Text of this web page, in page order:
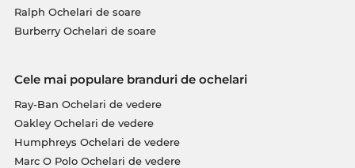
Ralph Ochelari de soare
Burberry Ochelari de soare
Cele mai populare branduri de ochelari
Ray-Ban Ochelari de vedere
Oakley Ochelari de vedere
Humphreys Ochelari de vedere
Marc O Polo Ochelari de vedere